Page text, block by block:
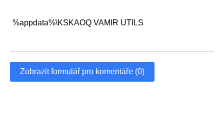
%appdata%\KSKAOQ VAMIR UTILS
Zobrazit formulář pro komentáře (0)